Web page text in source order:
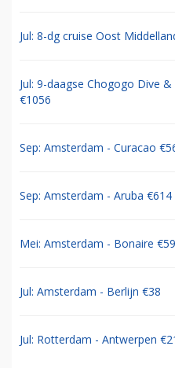
Jul: 8-dg cruise Oost
Jul: 9-daagse Chogogo Dive
€1056
Sep: Amsterdam - Curacao
Sep: Amsterdam - Aruba €614
Mei: Amsterdam - Bonaire
Jul: Amsterdam - Berlijn €38
Jul: Rotterdam - Antwerpen